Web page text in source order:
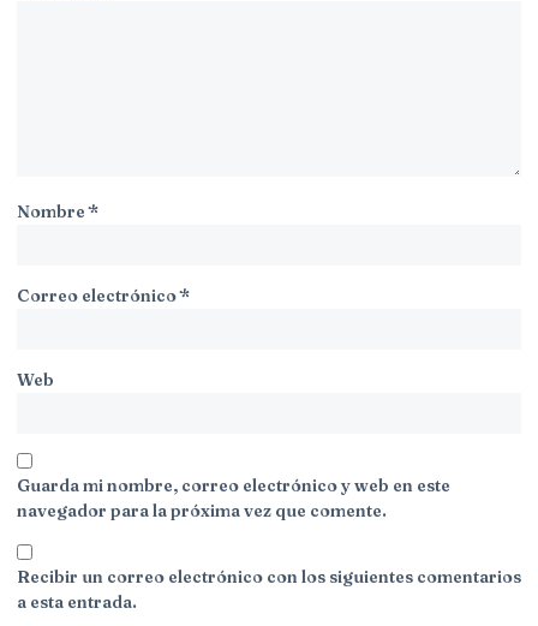
Nombre*
Correo electrónico*
Web
Guarda mi nombre, correo electrónico y web en este
navegador para la próxima vez que comente.
Recibir un correo electrónico con los siguientes comentarios
a esta entrada.